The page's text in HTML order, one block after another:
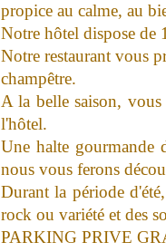
propice au calme, au
Notre hôtel dispose de
Notre restaurant vous
champêtre.
A la belle saison,
l'hôtel.
Une halte gourmande
nous vous ferons
Durant la période
rock ou variété et des
PARKING PRIVE